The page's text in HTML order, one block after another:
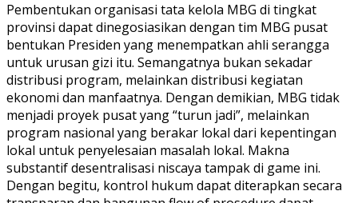
Pembentukan organisasi tata kelola MBG di tingkat
provinsi dapat dinegosiasikan dengan tim MBG pusat
bentukan Presiden yang menempatkan ahli serangga
untuk urusan gizi itu. Semangatnya bukan sekadar
distribusi program, melainkan distribusi kegiatan
ekonomi dan manfaatnya. Dengan demikian, MBG tidak
menjadi proyek pusat yang “turun jadi”, melainkan
program nasional yang berakar lokal dari kepentingan
lokal untuk penyelesaian masalah lokal. Makna
substantif desentralisasi niscaya tampak di game ini.
Dengan begitu, kontrol hukum dapat diterapkan secara